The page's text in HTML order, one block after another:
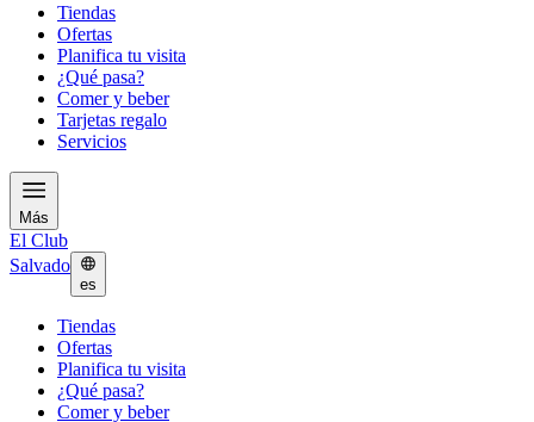
Tiendas
Ofertas
Planifica tu visita
¿Qué pasa?
Comer y beber
Tarjetas regalo
Servicios
Más
El Club
Salvado
es
Tiendas
Ofertas
Planifica tu visita
¿Qué pasa?
Comer y beber